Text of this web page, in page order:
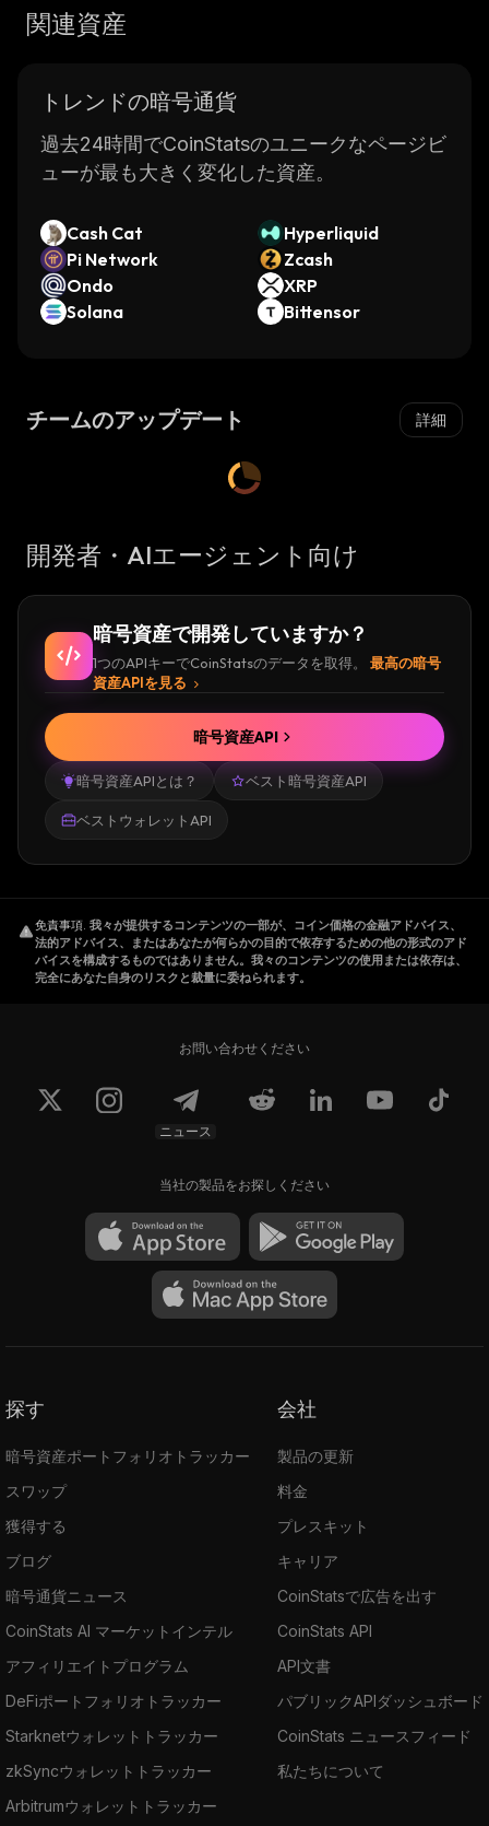
関連資産
トレンドの暗号通貨
過去24時間でCoinStatsのユニークなページビ
ューが最も大きく変化した資産。
Cash Cat
Hyperliquid
Pi Network
Zcash
Ondo
XRP
Solana
Bittensor
チームのアップデート 詳細
開発者・AIエージェント向け
暗号資産で開発していますか？
1つのAPIキーでCoinStatsのデータを取得。
最高の暗号
資産APIを見る
暗号資産APIとは？ ベスト暗号資産API
ベストウォレットAPI
暗号資産API
免責事項. 我々が提供するコンテンツの一部が、コイン価格の金融アドバイス、
法的アドバイス、またはあなたが何らかの目的で依存するための他の形式のアド
バイスを構成するものではありません。我々のコンテンツの使用または依存は、
完全にあなた自身のリスクと裁量に委ねられます。
お問い合わせください
ニュース
当社の製品をお探しください
探す
暗号資産ポートフォリオトラッカー
スワップ
獲得する
ブログ
暗号通貨ニュース
CoinStats AI マーケットインテル
アフィリエイトプログラム
DeFiポートフォリオトラッカー
Starknetウォレットトラッカー
zkSyncウォレットトラッカー
Arbitrumウォレットトラッカー
会社
製品の更新
料金
プレスキット
キャリア
CoinStatsで広告を出す
CoinStats API
API文書
パブリックAPIダッシュボード
CoinStats ニュースフィード
私たちについて